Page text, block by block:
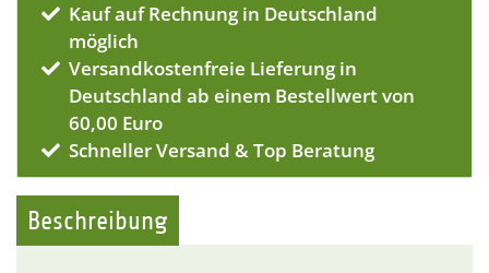
Kauf auf Rechnung in Deutschland
möglich
Versandkostenfreie Lieferung in
Deutschland ab einem Bestellwert von
60,00 Euro
Schneller Versand & Top Beratung
Beschreibung